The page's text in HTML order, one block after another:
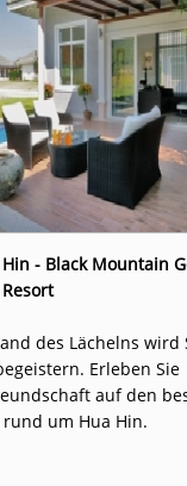
- Black Mountain
Resort
des Lächelns wird
Erleben Sie
auf den
um Hua Hin.